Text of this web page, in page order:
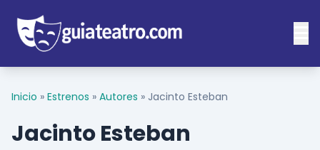
Inicio » Estrenos » Autores » Jacinto Esteban
Jacinto Esteban